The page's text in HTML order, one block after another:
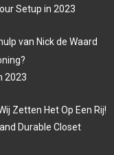
Setup in 2023
van Nick de Waard
2023
Zetten Het Op Een Rij!
Durable Closet